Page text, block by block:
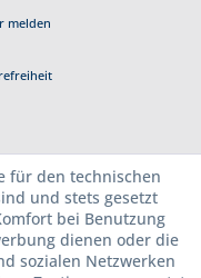
melden
für den technischen
und stets gesetzt
bei Benutzung
dienen oder die
sozialen Netzwerken